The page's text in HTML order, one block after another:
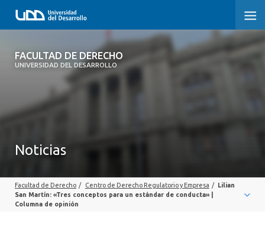
FACULTAD DE DERECHO
UNIVERSIDAD DEL DESARROLLO
FACULTAD DE DERECHO
SOBRE LA FACULTAD
PROFESORES
Noticias
Facultad de Derecho / Centro de Derecho Regulatorio y Empresa / Lilian
San Martín: «Tres conceptos para un estándar de conducta» |
Columna de opinión